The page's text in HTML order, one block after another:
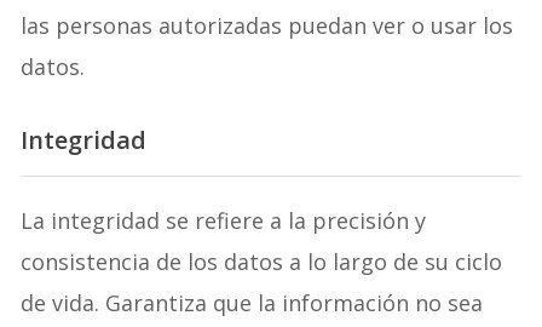
las personas autorizadas puedan ver o usar los
datos.
Integridad
La integridad se refiere a la precisión y
consistencia de los datos a lo largo de su ciclo
de vida. Garantiza que la información no sea